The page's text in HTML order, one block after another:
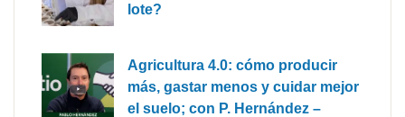
lote?
Agricultura 4.0: cómo producir
más, gastar menos y cuidar mejor
el suelo; con P. Hernández –